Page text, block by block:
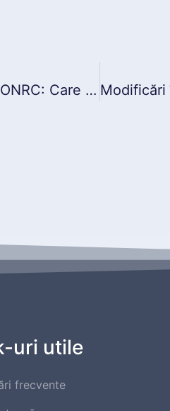
Furnizare Informații sau Certificat Constatator ONRC: Care este diferența?
uri utile
frecvente